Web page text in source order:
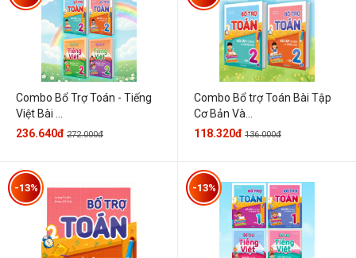
Combo Bổ Trợ Toán - Tiếng
Việt Bài ...
236.640đ 272.000đ
Combo Bổ trợ Toán Bài Tập
Cơ Bản Và...
118.320đ 136.000đ
-13% -13%